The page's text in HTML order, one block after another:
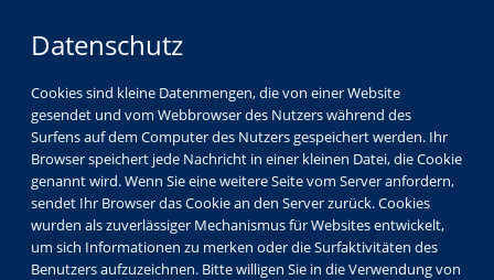
Datenschutz
Cookies sind kleine Datenmengen, die von einer Website
gesendet und vom Webbrowser des Nutzers während des
Surfens auf dem Computer des Nutzers gespeichert werden. Ihr
Browser speichert jede Nachricht in einer kleinen Datei, die Cookie
genannt wird. Wenn Sie eine weitere Seite vom Server anfordern,
sendet Ihr Browser das Cookie an den Server zurück. Cookies
wurden als zuverlässiger Mechanismus für Websites entwickelt,
um sich Informationen zu merken oder die Surfaktivitäten des
Benutzers aufzuzeichnen. Bitte willigen Sie in die Verwendung von